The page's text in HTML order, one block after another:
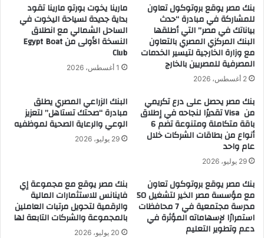
بنك مصر يوقع بروتوكول تعاون
للمشاركة في مبادرة “حدث
بياناتك في مصر” التي أطلقها
البنك المركزي المصري بالتعاون
مع وزارة الخارجية لتيسير الخدمات
المصرفية للمصريين بالخارج
2 أغسطس، 2026
مارينا يخوت بورتو مارينا تقود
بداية جديدة لسياحة اليخوت في
الساحل الشمالي مع انطلاق
النسخة الأولى من Egypt Boat
Club
1 أغسطس، 2026
بنك مصر يحصل على درع تكريمي
من Visa تقديرًا لنجاحه في إطلاق
باقة متكاملة ومتنوعة تضم 6
أنواع من بطاقات الشركات خلال
عام واحد
29 يوليو، 2026
البنك الزراعي المصري يطلق
مبادرة “صحتك تستاهل” لتعزيز
الوعي والرعاية الصحية لموظفيه
29 يوليو، 2026
بنك مصر يوقع بروتوكول تعاون
مع مؤسسة مصر الخير لتشغيل 50
مدرسة مجتمعية في 7 محافظات
استمرارًا لإسهاماته المؤثرة في
دعم وتطوير التعليم
بنك مصر يوقع مع مجموعة إي
فاينانس للاستثمارات المالية
والرقمية لتحويل مرتبات العاملين
بالمجموعة والشركات التابعة لها
20 يوليو، 2026